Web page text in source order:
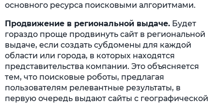
основного ресурса поисковыми алгоритмами.
Продвижение в региональной выдаче. Будет
гораздо проще продвинуть сайт в региональной
выдаче, если создать субдомены для каждой
области или города, в которых находятся
представительства компании. Это объясняется
тем, что поисковые роботы, предлагая
пользователям релевантные результаты, в
первую очередь выдают сайты с географической